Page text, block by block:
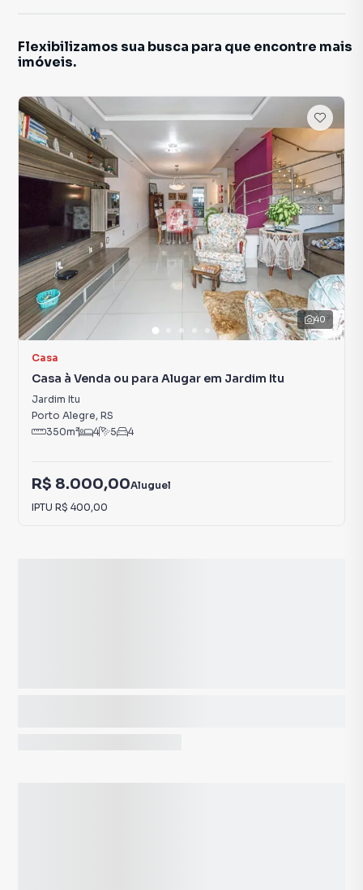
Flexibilizamos sua busca para que encontre mais
imóveis.
40
Casa
Casa à Venda ou para Alugar em Jardim Itu
Jardim Itu
Porto Alegre, RS
350m² 4 5 4
R$ 8.000,00Aluguel
IPTU R$ 400,00